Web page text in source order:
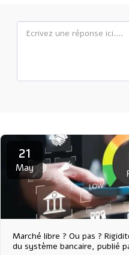
21
May
Marché libre ? Ou pas ?
du système bancaire, publié